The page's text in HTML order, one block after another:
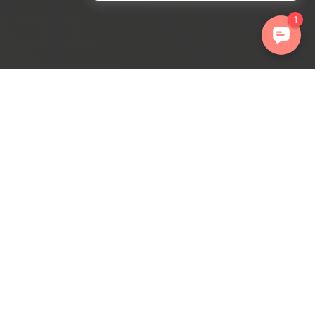
Personnalisez vos préférences pour contrôler la manière dont